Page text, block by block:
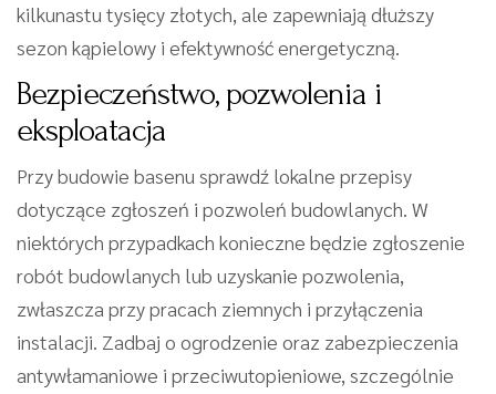
kilkunastu tysięcy złotych, ale zapewniają dłuższy
sezon kąpielowy i efektywność energetyczną.
Bezpieczeństwo, pozwolenia i
eksploatacja
Przy budowie basenu sprawdź lokalne przepisy
dotyczące zgłoszeń i pozwoleń budowlanych. W
niektórych przypadkach konieczne będzie zgłoszenie
robót budowlanych lub uzyskanie pozwolenia,
zwłaszcza przy pracach ziemnych i przyłączenia
instalacji. Zadbaj o ogrodzenie oraz zabezpieczenia
antywłamaniowe i przeciwutopieniowe, szczególnie